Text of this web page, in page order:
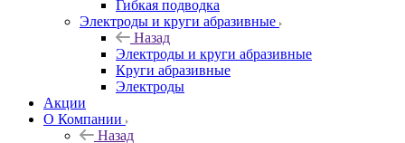
Гибкая подводка
Электроды и круги абразивные
Назад
Электроды и круги абразивные
Круги абразивные
Электроды
Акции
О Компании
Назад